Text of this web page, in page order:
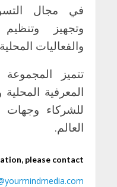
في مجال
وتجهيز
والفعاليات
تتميز المجموعة
المعرفية
للشركاء وجهات
العالم.
please contact